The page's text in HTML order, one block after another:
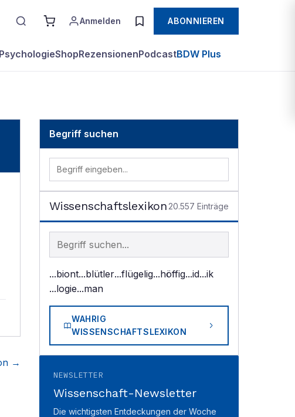
Anmelden ABONNIEREN
ShopRezensionenPodcastBDW Plus
→
Begriff suchen
Wissenschaftslexikon 20.557 Einträge
Begriff im Lexikon suchen
...biont...blütler...flügelig...höffig...id...ik
...logie...man
WAHRIG
WISSENSCHAFTSLEXIKON
NEWSLETTER
Wissenschaft-Newsletter
Die wichtigsten Entdeckungen der Woche